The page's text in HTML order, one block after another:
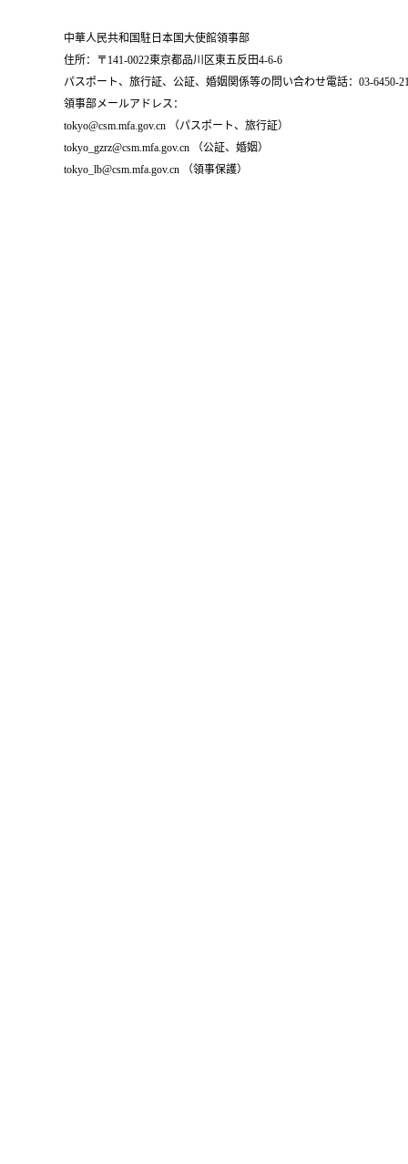
中華人民共和国駐日本国大使館領事部
住所：〒141-0022東京都品川区東五反田4-6-6
パスポート、旅行証、公証、婚姻関係等の問い合わせ電話：03-6450-
領事部メールアドレス：
tokyo@csm.mfa.gov.cn （パスポート、旅行証）
tokyo_gzrz@csm.mfa.gov.cn （公証、婚姻）
tokyo_lb@csm.mfa.gov.cn （領事保護）